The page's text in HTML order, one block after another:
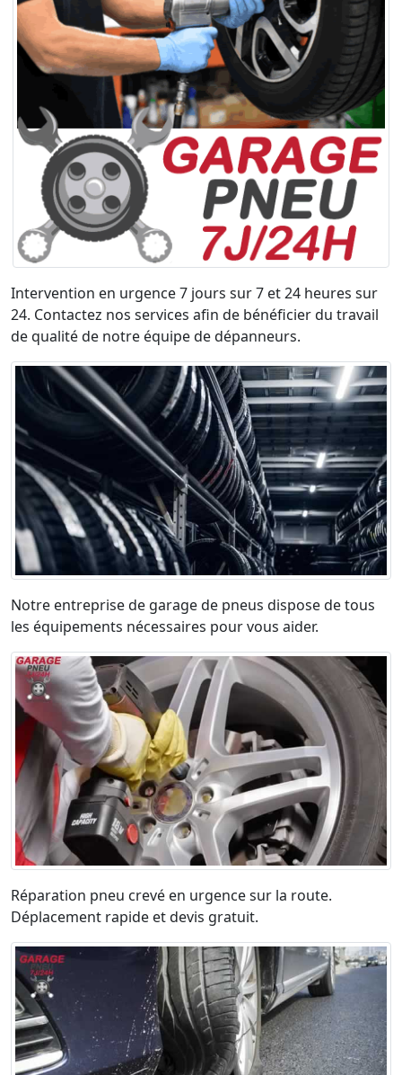
Intervention en urgence 7 jours sur 7 et 24 heures sur
24. Contactez nos services afin de bénéficier du travail
de qualité de notre équipe de dépanneurs.
Notre entreprise de garage de pneus dispose de tous
les équipements nécessaires pour vous aider.
Réparation pneu crevé en urgence sur la route.
Déplacement rapide et devis gratuit.